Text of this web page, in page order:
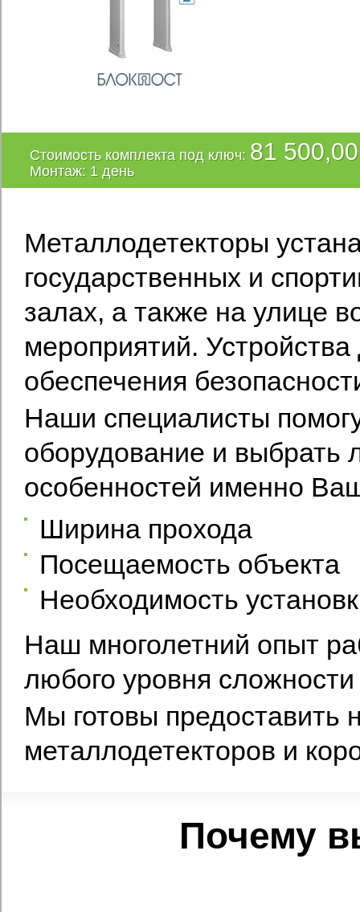
Стоимость комплекта под ключ: 81 500,00
Монтаж: 1 день
Металлодетекторы
государственных и
залах, а также на улице
мероприятий.
обеспечения
Наши специалисты
оборудование и выбрать
особенностей именно
Ширина прохода
Посещаемость объекта
Необходимость
Наш многолетний опыт
любого уровня
Мы готовы
металлодетекторов и
Почему